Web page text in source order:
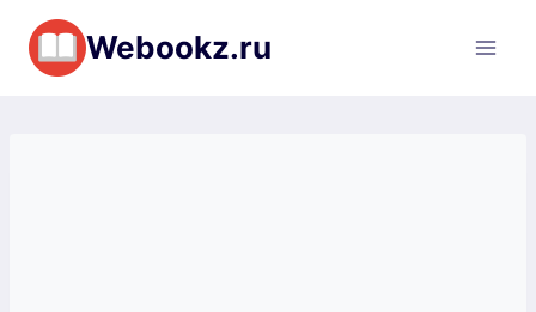
Перейти
содержимому
Webookz.ru